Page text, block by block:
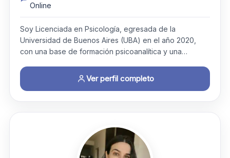
Online
Soy Licenciada en Psicología, egresada de la
Universidad de Buenos Aires (UBA) en el año 2020,
con una base de formación psicoanalítica y una…
Ver perfil completo